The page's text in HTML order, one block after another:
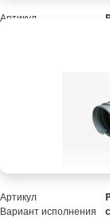
Артикул
Артикул
Вариант исполнения